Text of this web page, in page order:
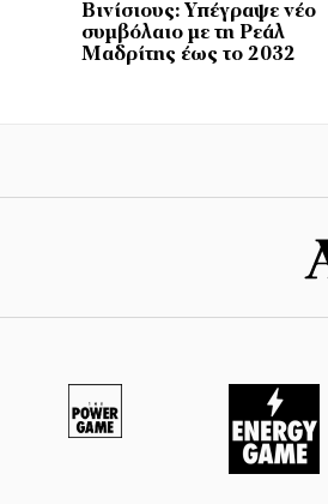
Βινίσιους: Υπέγραψε νέο
συμβόλαιο με τη Ρεάλ
Μαδρίτης έως το 2032